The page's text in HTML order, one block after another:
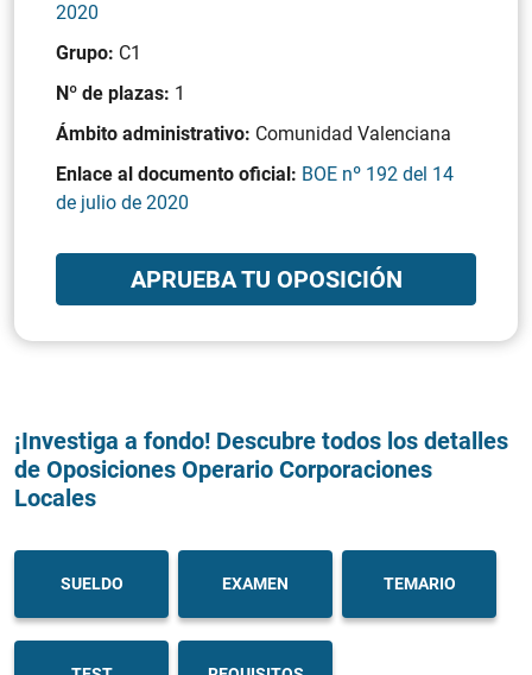
2020
Grupo: C1
Nº de plazas: 1
Ámbito administrativo: Comunidad Valenciana
Enlace al documento oficial: BOE nº 192 del 14
de julio de 2020
APRUEBA TU OPOSICIÓN
¡Investiga a fondo! Descubre todos los detalles
de Oposiciones Operario Corporaciones
Locales
SUELDO EXAMEN TEMARIO